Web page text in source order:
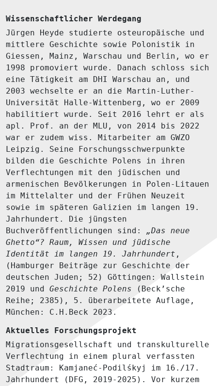
Wissenschaftlicher Werdegang
Jürgen Heyde studierte osteuropäische und
mittlere Geschichte sowie Polonistik in
Giessen, Mainz, Warschau und Berlin, wo er
1998 promoviert wurde. Danach schloss sich
eine Tätigkeit am DHI Warschau an, und
2003 wechselte er an die Martin-Luther-
Universität Halle-Wittenberg, wo er 2009
habilitiert wurde. Seit 2016 lehrt er als
apl. Prof. an der MLU, von 2014 bis 2022
war er zudem wiss. Mitarbeiter am GWZO
Leipzig. Seine Forschungsschwerpunkte
bilden die Geschichte Polens in ihren
Verflechtungen mit den jüdischen und
armenischen Bevölkerungen in Polen-Litauen
im Mittelalter und der Frühen Neuzeit
sowie im späteren Galizien im langen 19.
Jahrhundert. Die jüngsten
Buchveröffentlichungen sind: „Das neue
Ghetto“? Raum, Wissen und jüdische
Identität im langen 19. Jahrhundert ,
(Hamburger Beiträge zur Geschichte der
deutschen Juden; 52) Göttingen: Wallstein
2019 und Geschichte Polens (Beck’sche
Reihe; 2385), 5. überarbeitete Auflage,
München: C.H.Beck 2023.
Aktuelles Forschungsprojekt
Migrationsgesellschaft und transkulturelle
Verflechtung in einem plural verfassten
Stadtraum: Kamjaneć-Podilśkyj im 16./17.
Jahrhundert (DFG, 2019-2025). Vor kurzem